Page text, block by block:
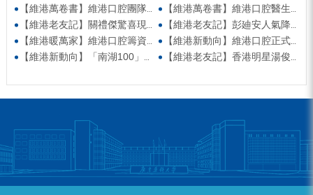
【維港萬卷書】維港口腔團隊走進香港書展 感受閱讀力量拓寬專業視野
【維港萬卷書】維港口腔醫生團隊受邀參與美國登士柏西諾德專題研討 聚焦無牙頜種植修復前沿策略
【維港老友記】關禮傑驚喜現身維港口腔出任明星一日CEO 即場演繹同分享經驗！
【維港老友記】彭廸安人氣降臨維港口腔任明星一日店長 勁歌熱舞快閃表演點燃全場！
【維港暖萬家】維港口腔籌資捐款援助廣西洪澇災區 攜手香港廣西南寧同鄉會共獻愛心
【維港新動向】維港口腔正式獲聘為「羅湖區社會醫療機構行業協會監事單位」
【維港新動向】「南湖100」品牌發佈會 維港口腔獲評「突出貢獻企業」殊榮
【維港老友記】香港明星湯俊明驚喜現身維港口腔 擔任明星一日店長！